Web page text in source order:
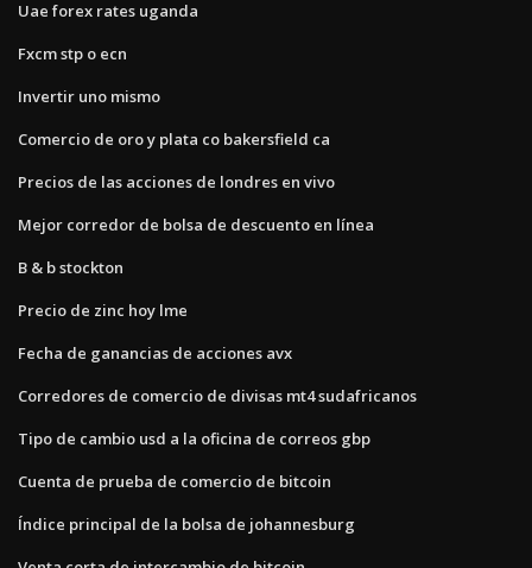
Uae forex rates uganda
Fxcm stp o ecn
Invertir uno mismo
Comercio de oro y plata co bakersfield ca
Precios de las acciones de londres en vivo
Mejor corredor de bolsa de descuento en línea
B & b stockton
Precio de zinc hoy lme
Fecha de ganancias de acciones avx
Corredores de comercio de divisas mt4 sudafricanos
Tipo de cambio usd a la oficina de correos gbp
Cuenta de prueba de comercio de bitcoin
Índice principal de la bolsa de johannesburg